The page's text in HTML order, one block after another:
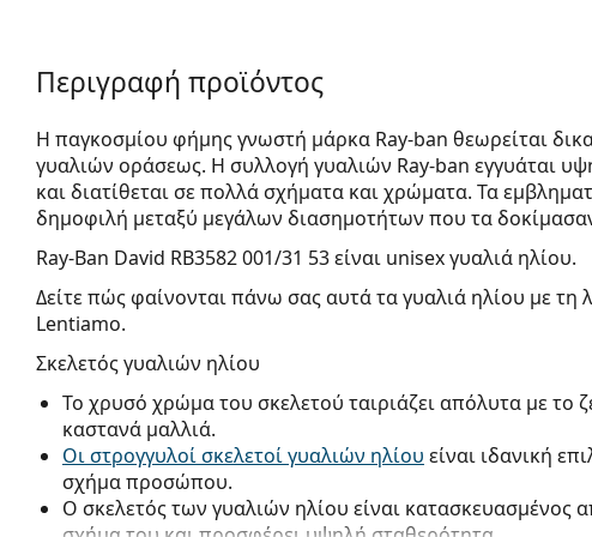
Περιγραφή προϊόντος
Η παγκοσμίου φήμης γνωστή μάρκα Ray-ban θεωρείται
γυαλιών οράσεως. Η συλλογή γυαλιών Ray-ban εγγυάται
και διατίθεται σε πολλά σχήματα και χρώματα. Τα
δημοφιλή μεταξύ μεγάλων διασημοτήτων που τα
Ray-Ban David RB3582 001/31 53είναι unisex γυαλιά ηλίου.
Δείτε πώς φαίνονται πάνω σας αυτά τα γυαλιά ηλίου με τη
Lentiamo.
Σκελετός γυαλιών ηλίου
Το χρυσό χρώμα του σκελετού ταιριάζει απόλυτα με το
καστανά μαλλιά.
Οι στρογγυλοί σκελετοί γυαλιών ηλίου είναι ιδανική
σχήμα προσώπου.
Ο σκελετός των γυαλιών ηλίου είναι κατασκευασμένος